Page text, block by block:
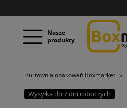
Nasze
produkty
Hurtownia opakowań Boxmarket
Wysyłka do 7 dni roboczych